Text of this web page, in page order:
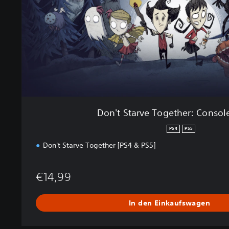
Don't Starve Together:
PS4 PS5
Don't Starve Together [PS4 & PS5]
€14,99
In den Einkaufswagen